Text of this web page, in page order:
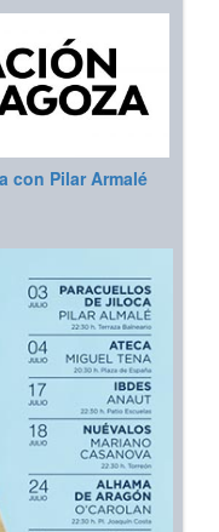
con Pilar Armalé